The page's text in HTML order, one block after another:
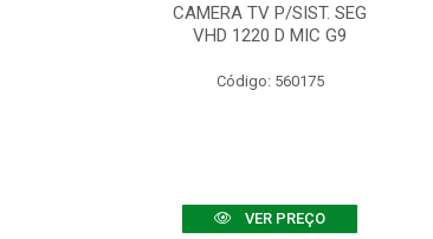
CAMERA TV P/SIST. SEG
VHD 1220 D MIC G9
Código: 560175
VER PREÇO